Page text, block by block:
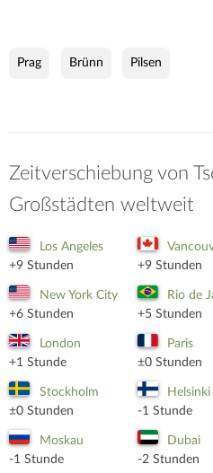
Prag Brünn Pilsen
Zeitverschiebung von
Großstädten weltweit
Los Angeles
+9 Stunden
+9 Stunden
New York City
+6 Stunden
Rio de
+5 Stunden
London
+1 Stunde
Paris
±0 Stunden
Stockholm
±0 Stunden
Helsinki
-1 Stunde
Moskau
-1 Stunde
Dubai
-2 Stunden